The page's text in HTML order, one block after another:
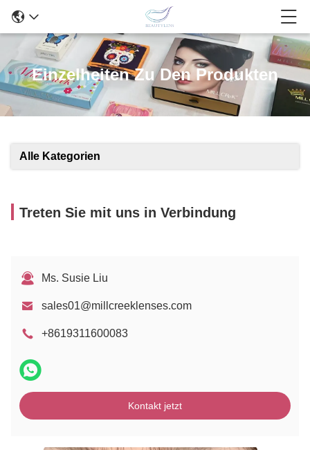
Einzelheiten Zu Den Produkten
Alle Kategorien
Treten Sie mit uns in Verbindung
Ms. Susie Liu
sales01@millcreeklenses.com
+8619311600083
Kontakt jetzt